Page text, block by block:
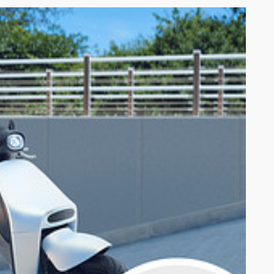
資格移轉予他人；參加人亦不得轉售贈品。惟 Gogoro 得變更贈送之品
,屏東潮州門市,苓雅三多門市,太平樹德門市,鳳山五甲門市,竹北中正東
豐學府門市,台東新生門市,馬公同和門市,虎尾光復門市,鹿港民族門市,新
關聯繫以及從事行銷活動（以下簡稱「蒐集目的」）之用；Gogoro 不
得取消其參加及/或得獎權益。
扣繳 10% 稅款；得獎獎品金額介於新台幣 1,001 至新台幣 20,000 者
年度綜合所得稅；(3) 得獎者若為非中華民國境內居住之個人，得依
積取得贈品之數量。經 Gogoro 認定使用不當方式招攬者， Gogoro